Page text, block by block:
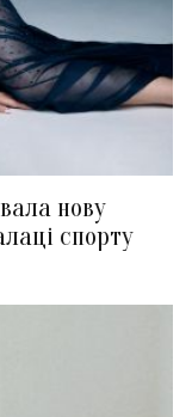
нову
спорту